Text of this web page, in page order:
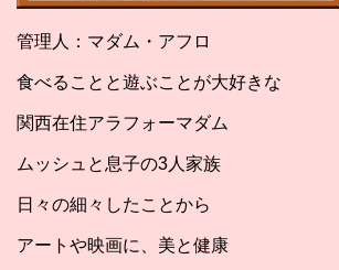
管理人：マダム・アフロ
食べることと遊ぶことが大好きな
関西在住アラフォーマダム
ムッシュと息子の3人家族
日々の細々したことから
アートや映画に、美と健康